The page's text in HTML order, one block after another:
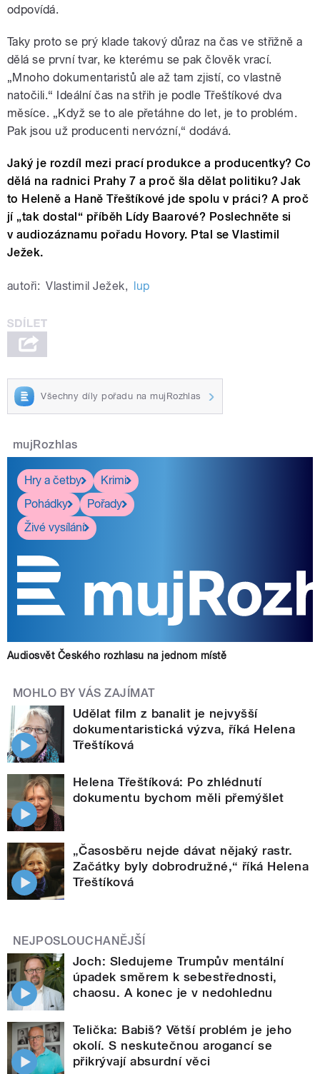
odpovídá.
Taky proto se prý klade takový důraz na čas ve střižně a
dělá se první tvar, ke kterému se pak člověk vrací.
„Mnoho dokumentaristů ale až tam zjistí, co vlastně
natočili.“ Ideální čas na střih je podle Třeštíkové dva
měsíce. „Když se to ale přetáhne do let, je to problém.
Pak jsou už producenti nervózní,“ dodává.
Jaký je rozdíl mezi prací produkce a producentky? Co
dělá na radnici Prahy 7 a proč šla dělat politiku? Jak
to Heleně a Haně Třeštíkové jde spolu v práci? A proč
jí „tak dostal“ příběh Lídy Baarové? Poslechněte si
v audiozáznamu pořadu Hovory. Ptal se Vlastimil
Ježek.
autoři: Vlastimil Ježek, lup
Všechny díly pořadu na mujRozhlas
mujRozhlas
Hry a četby
Krimi
Pohádky
Pořady
Živé vysílání
Audiosvět Českého rozhlasu na jednom místě
MOHLO BY VÁS ZAJÍMAT
Udělat film z banalit je nejvyšší
dokumentaristická výzva, říká Helena
Třeštíková
Helena Třeštíková: Po zhlédnutí
dokumentu bychom měli přemýšlet
„Časosběru nejde dávat nějaký rastr.
Začátky byly dobrodružné,“ říká Helena
Třeštíková
NEJPOSLOUCHANĚJŠÍ
Joch: Sledujeme Trumpův mentální
úpadek směrem k sebestřednosti,
chaosu. A konec je v nedohlednu
Telička: Babiš? Větší problém je jeho
okolí. S neskutečnou arogancí se
přikrývají absurdní věci